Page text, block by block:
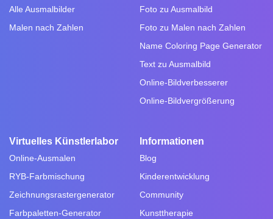
Alle Ausmalbilder
Malen nach Zahlen
Foto zu Ausmalbild
Foto zu Malen nach Zahlen
Name Coloring Page Generator
Text zu Ausmalbild
Online-Bildverbesserer
Online-Bildvergrößerung
Virtuelles Künstlerlabor
Online-Ausmalen
RYB-Farbmischung
Zeichnungsrastergenerator
Farbpaletten-Generator
Informationen
Blog
Kinderentwicklung
Community
Kunsttherapie